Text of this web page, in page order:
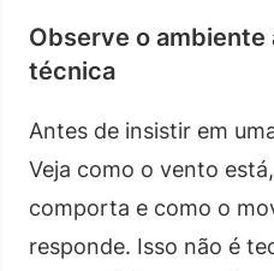
Observe o
técnica
Antes de insistir em
Veja como o vento
comporta e como o
responde. Isso não é